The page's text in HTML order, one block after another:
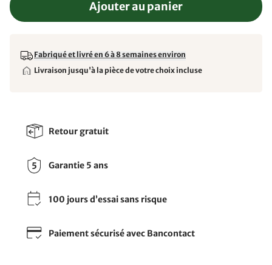
Ajouter au panier
Fabriqué et livré en 6 à 8 semaines environ
Livraison jusqu'à la pièce de votre choix incluse
Retour gratuit
Garantie 5 ans
100 jours d’essai sans risque
Paiement sécurisé avec Bancontact